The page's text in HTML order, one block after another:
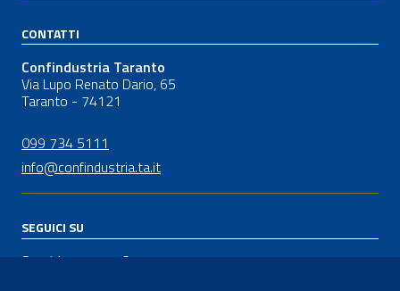
CONTATTI
Confindustria Taranto
Via Lupo Renato Dario, 65
Taranto - 74121
099 734 5111
info@confindustria.ta.it
SEGUICI SU
Seguici su